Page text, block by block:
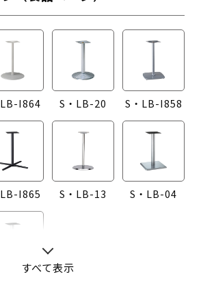
I864 S・LB-20 S・LB-I858
I865 S・LB-13 S・LB-04
すべて表示